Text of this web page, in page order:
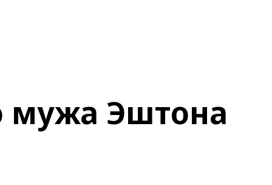
мужа Эштона